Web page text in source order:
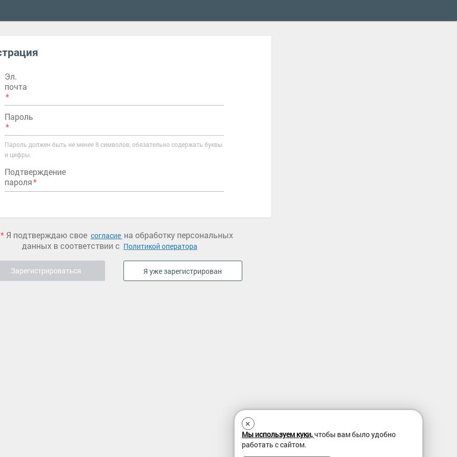
Эл.
почта
Пароль
Пароль должен быть не менее 8 символов, обязательно содержать буквы
и цифры.
Подтверждение
пароля
*Я подтверждаю свое согласие на обработку персональных
данных в соответствии с Политикой оператора
×
Мы используем куки,чтобы вам было удобно
работать с сайтом.